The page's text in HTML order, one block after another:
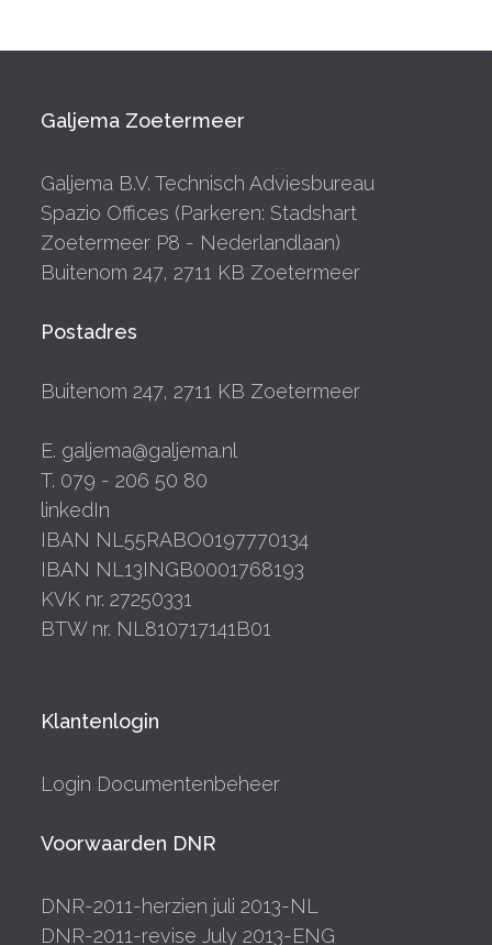
Galjema Zoetermeer
Galjema B.V. Technisch Adviesbureau
Spazio Offices (Parkeren: Stadshart
Zoetermeer P8 - Nederlandlaan)
Buitenom 247, 2711 KB Zoetermeer
Postadres
Buitenom 247, 2711 KB Zoetermeer
E. galjema@galjema.nl
T. 079 - 206 50 80
linkedIn
IBAN NL55RABO0197770134
IBAN NL13INGB0001768193
KVK nr. 27250331
BTW nr. NL810717141B01
Klantenlogin
Login Documentenbeheer
Voorwaarden DNR
DNR-2011-herzien juli 2013-NL
DNR-2011-revise July 2013-ENG